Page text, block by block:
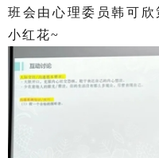
班会由心理委员韩可
小红花~